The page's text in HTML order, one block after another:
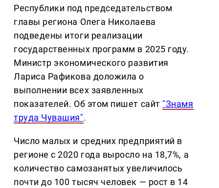
Республики под председательством
главы региона Олега Николаева
подведены итоги реализации
государственных программ в 2025 году.
Министр экономического развития
Лариса Рафикова доложила о
выполнении всех заявленных
показателей. Об этом пишет сайт "Знамя
труда Чувашия".
Число малых и средних предприятий в
регионе с 2020 года выросло на 18,7%, а
количество самозанятых увеличилось
почти до 100 тысяч человек — рост в 14